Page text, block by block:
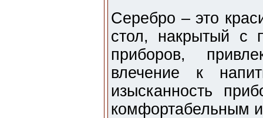
Серебро – это
стол, накрытый с
приборов,
влечение к
изысканность
комфортабельным